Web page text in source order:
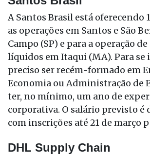
A Santos Brasil está oferecendo
as operações em Santos e São
Campo (SP) e para a operação
líquidos em Itaqui (MA). Para se
preciso ser recém-formado em
Economia ou Administração de
ter, no mínimo, um ano de
corporativa. O salário previsto é
com inscrições até 21 de março
DHL Supply Chain